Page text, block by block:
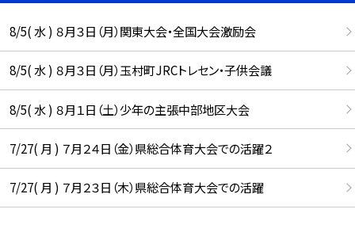
8/5( 水 ) ８月３日（月）関東大会・全国大会激励会
8/5( 水 ) ８月３日（月）玉村町JRCトレセン・子供会議
8/5( 水 ) ８月１日（土）少年の主張中部地区大会
7/27( 月 ) ７月２４日（金）県総合体育大会での活躍２
7/27( 月 ) ７月２３日（木）県総合体育大会での活躍